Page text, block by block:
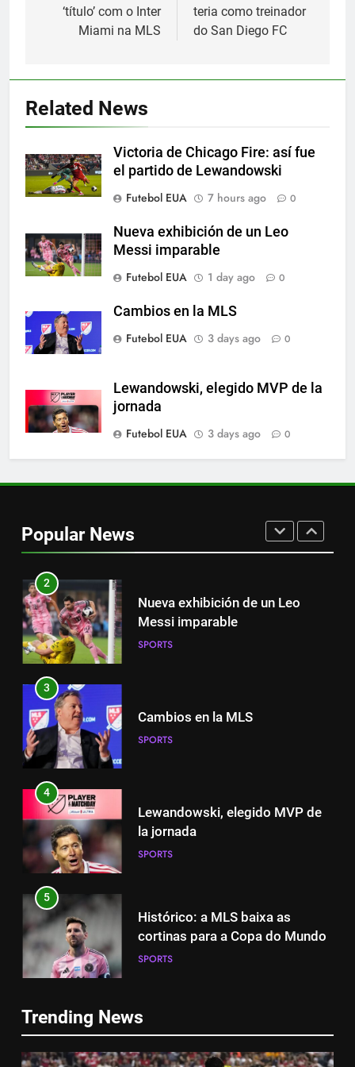
‘título’ com o Inter
Miami na MLS
teria como treinador
do San Diego FC
Related News
Victoria de Chicago Fire: así fue
el partido de Lewandowski
Futebol EUA
7 hours ago 0
Nueva exhibición de un Leo
Messi imparable
Futebol EUA
1 day ago 0
Cambios en la MLS
Futebol EUA
3 days ago 0
Lewandowski, elegido MVP de la
jornada
Futebol EUA
3 days ago 0
Popular News
Histórico: a MLS baixa as
6
é conhecida
SPORTS
7
Exibição: duas assistências de
Leo Messi e hat-trick de Luis
SPORTS
Austin dispensa sua equipe
espanhola
SPORTS
el partido de Lewandowski
2
Nueva exhibición de un Leo
Messi imparable
SPORTS
3
Cambios en la MLS
SPORTS
4
Lewandowski, elegido MVP de
la jornada
SPORTS
5
Histórico: a MLS baixa as
cortinas para a Copa do Mundo
SPORTS
A lesão sofrida por Leo Messi já
é conhecida
SPORTS
Trending News
5
cortinas para a Copa do Mundo
SPORTS